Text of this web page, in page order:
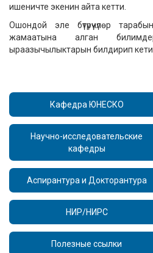
ишеничте экенин айта кетти.
Ошондой эле бүтүрүүчүлөр
жамаатына алган
ыраазычылыктарын билдирип
Кафедра ЮНЕСКО
Научно-исследовательские
кафедры
Аспирантура и Докторантура
НИР/НИРС
Полезные ссылки